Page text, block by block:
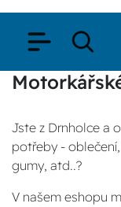
Jste z Drnholce a
potřeby -
gumy, atd..?
V našem eshopu